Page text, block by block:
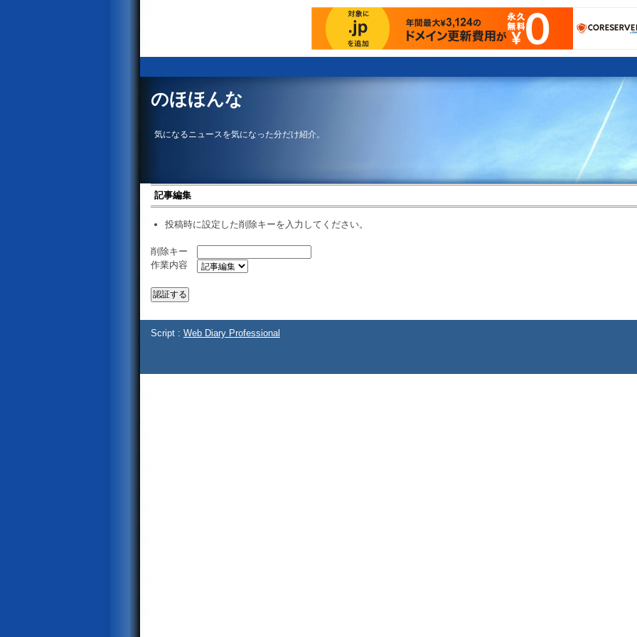
のほほんな
気になるニュースを気になった分だけ紹介。
記事編集
投稿時に設定した削除キーを入力してください。
削除キー
作業内容
Script : Web Diary Professional